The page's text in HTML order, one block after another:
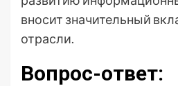
вносит значительный
отрасли.
Вопрос-ответ: